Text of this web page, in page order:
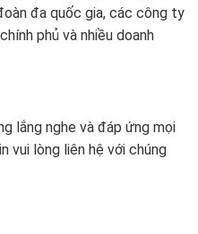
đa quốc gia, các công ty
phủ và nhiều doanh
lắng nghe và đáp ứng mọi
vui lòng liên hệ với chúng